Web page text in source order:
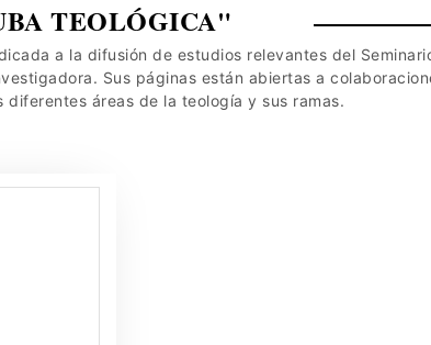
TEOLÓGICA"
a la difusión de estudios relevantes del
Sus páginas están abiertas a
diferentes áreas de la teología y sus ramas.